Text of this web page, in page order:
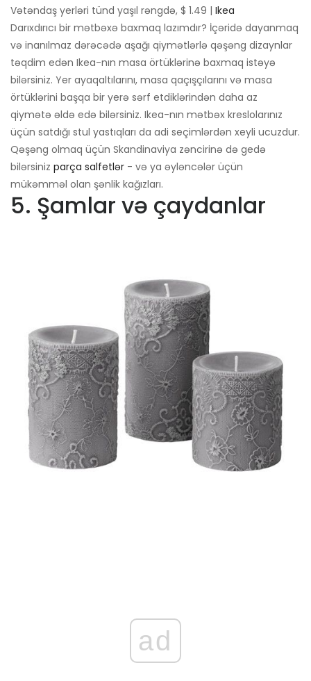
Vətəndaş yerləri tünd yaşıl rəngdə, $ 1.49 | Ikea
Darıxdırıcı bir mətbəxə baxmaq lazımdır? İçəridə dayanmaq
və inanılmaz dərəcədə aşağı qiymətlərlə qəşəng dizaynlar
təqdim edən Ikea-nın masa örtüklərinə baxmaq istəyə
bilərsiniz. Yer ayaqaltılarını, masa qaçışçılarını və masa
örtüklərini başqa bir yerə sərf etdiklərindən daha az
qiymətə əldə edə bilərsiniz. Ikea-nın mətbəx kreslolarınız
üçün satdığı stul yastıqları da adi seçimlərdən xeyli ucuzdur.
Qəşəng olmaq üçün Skandinaviya zəncirinə də gedə
bilərsiniz parça salfetlər - və ya əyləncələr üçün
mükəmməl olan şənlik kağızları.
5. Şamlar və çaydanlar
ad